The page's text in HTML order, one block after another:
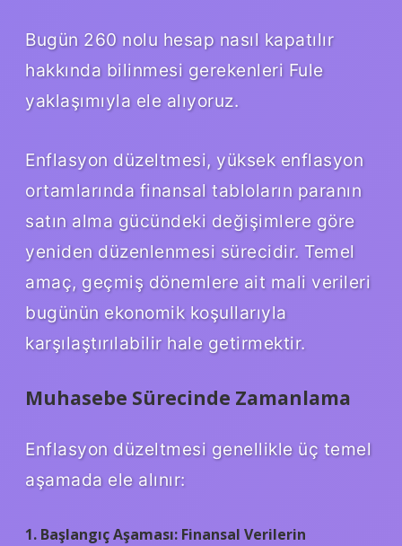
Bugün 260 nolu hesap nasıl kapatılır
hakkında bilinmesi gerekenleri Fule
yaklaşımıyla ele alıyoruz.
Enflasyon düzeltmesi, yüksek enflasyon
ortamlarında finansal tabloların paranın
satın alma gücündeki değişimlere göre
yeniden düzenlenmesi sürecidir. Temel
amaç, geçmiş dönemlere ait mali verileri
bugünün ekonomik koşullarıyla
karşılaştırılabilir hale getirmektir.
Muhasebe Sürecinde Zamanlama
Enflasyon düzeltmesi genellikle üç temel
aşamada ele alınır:
1. Başlangıç Aşaması: Finansal Verilerin